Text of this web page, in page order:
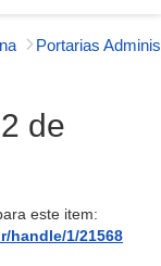
de
este item:
handle/1/21568